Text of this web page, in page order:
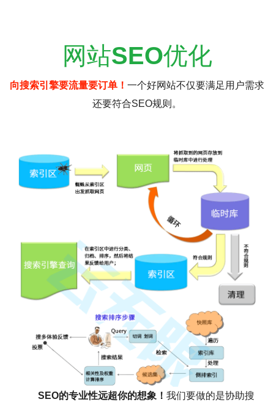
网站SEO优化
向搜索引擎要流量要订单！ 一个好网站不仅要满足用户需求
还要符合SEO规则。
SEO的专业性远超你的想象！ 我们要做的是协助搜